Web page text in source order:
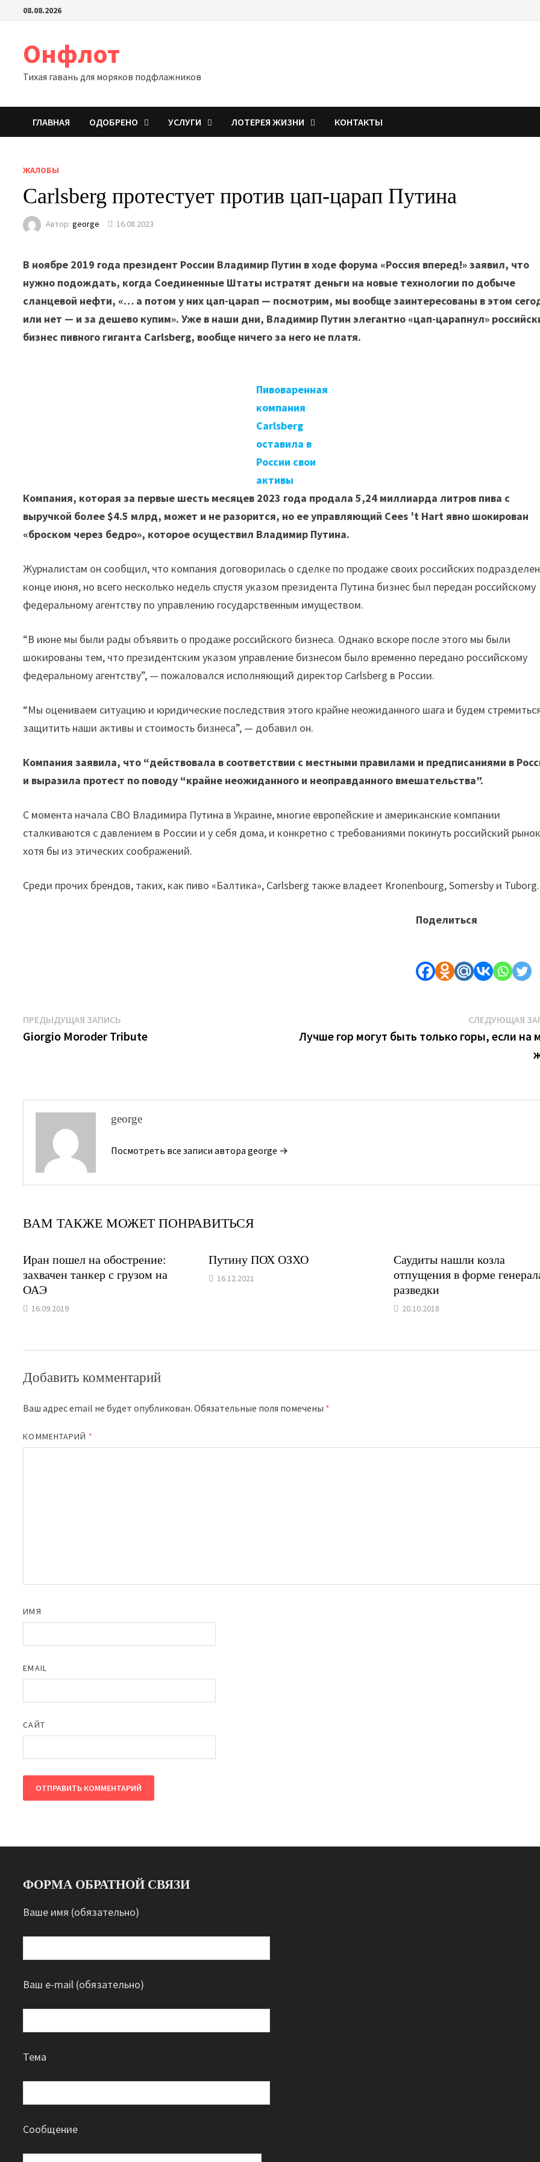
Перейти08.08.2026
Онфлот
Тихая гавань для моряков подфлажников
ГЛАВНАЯ ОДОБРЕНО УСЛУГИ ЛОТЕРЕЯ ЖИЗНИ КОНТАКТЫ
ЖАЛОБЫ
Carlsberg протестует против цап-царап Путина
Автор:george 16.08.2023
В ноябре 2019 года президент России Владимир Путин в ходе форума «Россия вперед!» заявил, что
нужно подождать, когда Соединенные Штаты истратят деньги на новые технологии по добыче
сланцевой нефти, «… а потом у них цап-царап — посмотрим, мы вообще заинтересованы в этом
или нет — и за дешево купим». Уже в наши дни, Владимир Путин элегантно «цап-царапнул»
бизнес пивного гиганта Carlsberg, вообще ничего за него не платя.
Пивоваренная
компания
Carlsberg
оставила в
России свои
активы
Компания, которая за первые шесть месяцев 2023 года продала 5,24 миллиарда литров пива с
выручкой более $4.5 млрд, может и не разорится, но ее управляющий Cees ’t Hart явно шокирован
«броском через бедро», которое осуществил Владимир Путина.
Журналистам он сообщил, что компания договорилась о сделке по продаже своих российских
конце июня, но всего несколько недель спустя указом президента Путина бизнес был передан российскому
федеральному агентству по управлению государственным имуществом.
“В июне мы были рады объявить о продаже российского бизнеса. Однако вскоре после этого мы были
шокированы тем, что президентским указом управление бизнесом было временно передано российскому
федеральному агентству”, — пожаловался исполняющий директор Carlsberg в России.
“Мы оцениваем ситуацию и юридические последствия этого крайне неожиданного шага и будем
защитить наши активы и стоимость бизнеса”, — добавил он.
Компания заявила, что “действовала в соответствии с местными правилами и предписаниями в
и выразила протест по поводу “крайне неожиданного и неоправданного вмешательства”.
С момента начала СВО Владимира Путина в Украине, многие европейские и американские компании
сталкиваются с давлением в России и у себя дома, и конкретно с требованиями покинуть российский
хотя бы из этических соображений.
Среди прочих брендов, таких, как пиво «Балтика», Carlsberg также владеет Kronenbourg, Somersby и Tuborg.
Поделиться
Навигация
по
ПРЕДЫДУЩАЯ ЗАПИСЬ
запись:
Giorgio Moroder Tribute
СЛЕДУЮЩАЯ
Лучше гор могут быть только горы, если на
george
Посмотреть все записи автора george →
ВАМ ТАКЖЕ МОЖЕТ ПОНРАВИТЬСЯ
Иран пошел на обострение:
захвачен танкер с грузом на
ОАЭ
16.09.2019
Путину ПОХ ОЗХО
16.12.2021
Саудиты нашли козла
отпущения в форме
разведки
20.10.2018
Добавить комментарий
Ваш адрес email не будет опубликован. Обязательные поля помечены *
КОММЕНТАРИЙ *
ИМЯ
EMAIL
САЙТ
ФОРМА ОБРАТНОЙ СВЯЗИ
Ваше имя (обязательно)
Ваш e-mail (обязательно)
Тема
Сообщение